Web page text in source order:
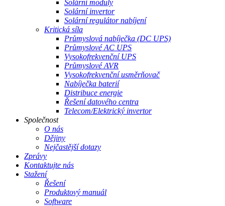
Solární moduly
Solární invertor
Solární regulátor nabíjení
Kritická síla
Průmyslová nabíječka (DC UPS)
Průmyslové AC UPS
Vysokofrekvenční UPS
Průmyslové AVR
Vysokofrekvenční usměrňovač
Nabíječka baterií
Distribuce energie
Řešení datového centra
Telecom/Elektrický invertor
Společnost
O nás
Dějiny
Nejčastější dotazy
Zprávy
Kontaktujte nás
Stažení
Řešení
Produktový manuál
Software